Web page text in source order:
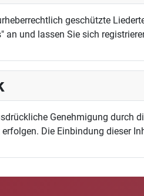
geschützte
an und lassen Sie sich
Genehmigung durch
Die Einbindung dieser